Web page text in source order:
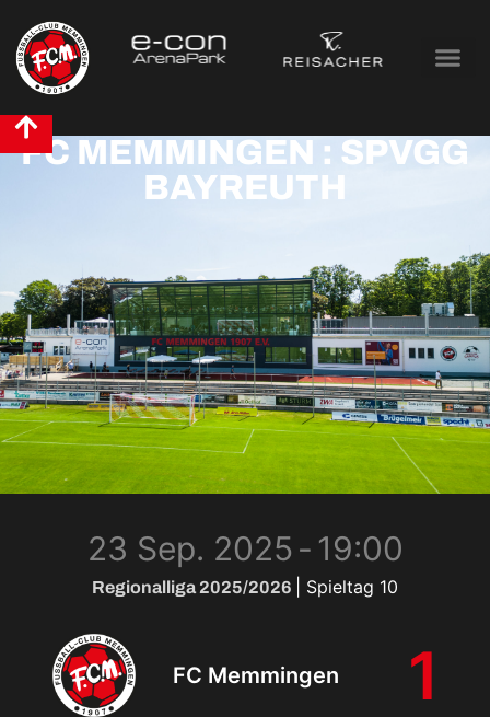
FC MEMMINGEN : SPVGG
BAYREUTH
23 Sep. 2025 - 19:00
Regionalliga 2025/2026 | Spieltag 10
FC Memmingen 1